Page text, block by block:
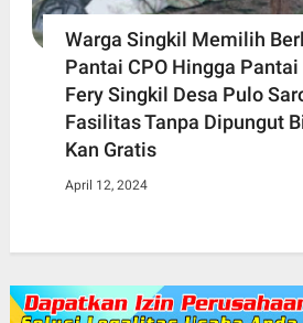
Warga Singkil Memilih
Pantai CPO Hingga
Fery Singkil Desa Pulo
Fasilitas Tanpa Dipungut
Kan Gratis
April 12, 2024